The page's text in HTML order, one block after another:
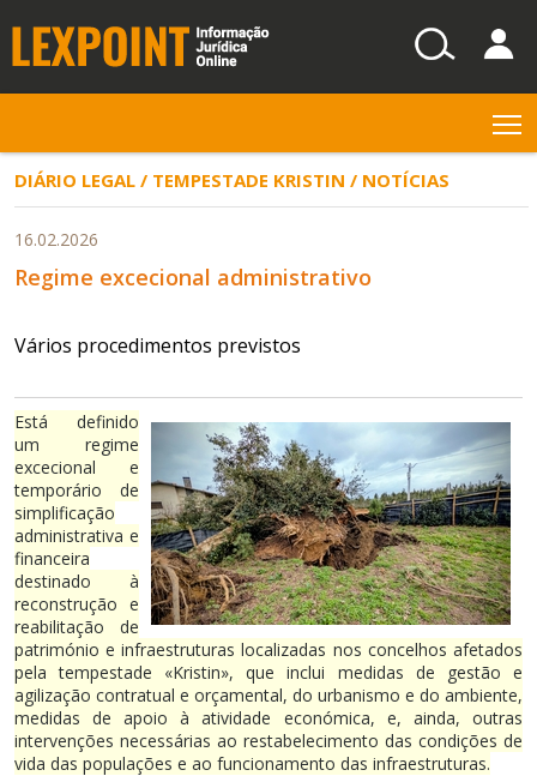
DIÁRIO LEGAL / TEMPESTADE KRISTIN / NOTÍCIAS
16.02.2026
Regime excecional administrativo
Vários procedimentos previstos
Está definido
um regime
excecional e
temporário de
simplificação
administrativa e
financeira
destinado à
reconstrução e
reabilitação de
património e infraestruturas localizadas nos concelhos afetados
pela tempestade «Kristin», que inclui medidas de gestão e
agilização contratual e orçamental, do urbanismo e do ambiente,
medidas de apoio à atividade económica, e, ainda, outras
intervenções necessárias ao restabelecimento das condições de
vida das populações e ao funcionamento das infraestruturas.